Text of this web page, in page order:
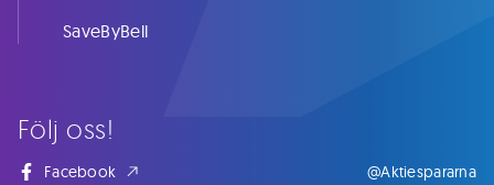
Följ oss!
Facebook @Aktiespararna
SaveByBell